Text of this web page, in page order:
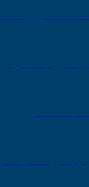
العلاقات العامة و إدارة
دورات تدريبية باللغة العربية
التنمية المستدامة
إدارة إستمرارية الأعمال BCM